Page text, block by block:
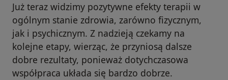
Już teraz widzimy pozytywne efekty terapii w
ogólnym stanie zdrowia, zarówno fizycznym,
jak i psychicznym. Z nadzieją czekamy na
kolejne etapy, wierząc, że przyniosą dalsze
dobre rezultaty, ponieważ dotychczasowa
współpraca układa się bardzo dobrze.